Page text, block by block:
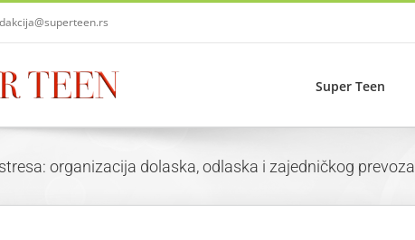
Super Teen
organizacija dolaska, odlaska i zajedničkog prevoza